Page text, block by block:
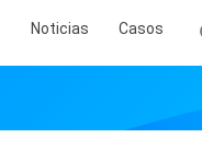
Noticias Casos